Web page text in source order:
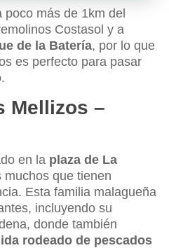
poco más de 1km del
Costasol y a
de la Batería, por lo que
es perfecto para pasar
Mellizos –
en la plaza de La
muchos que tienen
Esta familia malagueña
incluyendo su
donde también
rodeado de pescados